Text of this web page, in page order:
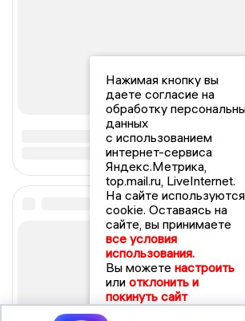
Нажимая кнопку вы
даете согласие на
обработку
данных
с использованием
интернет-сервиса
Яндекс.Метрика,
top.mail.ru, LiveInternet.
На сайте используются
cookie. Оставаясь на
сайте, вы принимаете
все условия
использования.
Вы можете настроить
или отклонить и
покинуть сайт